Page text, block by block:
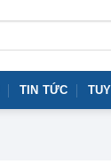
TIN TỨC